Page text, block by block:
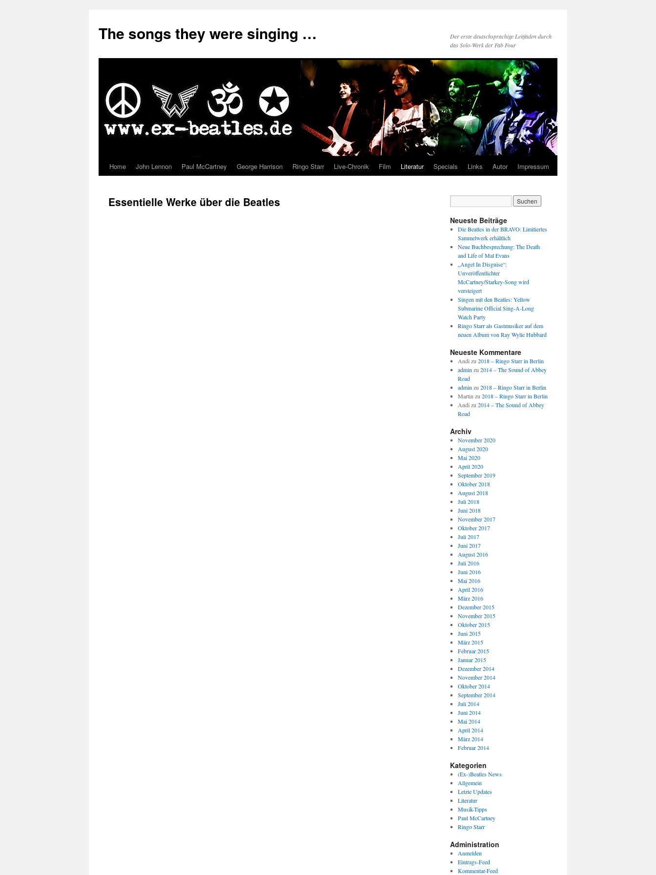
The songs they were singing …
Der erste deutschsprachige Leitfaden durch
das Solo-Werk der Fab Four
Zum
springen
Home John Lennon Paul McCartney George Harrison Ringo Starr Live-Chronik Film Literatur Specials Links Autor Impressum
Essentielle Werke über die Beatles
Neueste Beiträge
Die Beatles in der BRAVO: Limitiertes
Sammelwerk erhältlich
Neue Buchbesprechung: The Death
and Life of Mal Evans
„Angel In Disguise“:
Unveröffentlichter
McCartney/Starkey-Song wird
versteigert
Singen mit den Beatles: Yellow
Submarine Official Sing-A-Long
Watch Party
Ringo Starr als Gastmusiker auf dem
neuen Album von Ray Wylie Hubbard
Neueste Kommentare
Andi zu 2018 – Ringo Starr in Berlin
admin zu 2014 – The Sound of Abbey
Road
admin zu 2018 – Ringo Starr in Berlin
Martin zu 2018 – Ringo Starr in Berlin
Andi zu 2014 – The Sound of Abbey
Road
Archiv
November 2020
August 2020
Mai 2020
April 2020
September 2019
Oktober 2018
August 2018
Juli 2018
Juni 2018
November 2017
Oktober 2017
Juli 2017
Juni 2017
August 2016
Juli 2016
Juni 2016
Mai 2016
April 2016
März 2016
Dezember 2015
November 2015
Oktober 2015
Juni 2015
März 2015
Februar 2015
Januar 2015
Dezember 2014
November 2014
Oktober 2014
September 2014
Juli 2014
Juni 2014
Mai 2014
April 2014
März 2014
Februar 2014
Kategorien
(Ex-)Beatles News
Allgemein
Letzte Updates
Literatur
Musik-Tipps
Paul McCartney
Ringo Starr
Administration
Anmelden
Eintrags-Feed
Kommentar-Feed